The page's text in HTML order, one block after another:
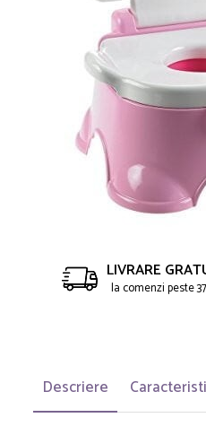
LIVRARE
la comenzi peste
Descriere